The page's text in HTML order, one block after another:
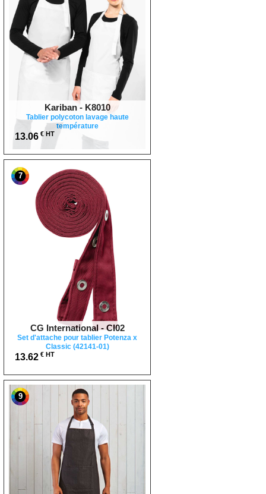
Kariban - K8010
Tablier polycoton lavage haute
température
13.06 € HT
7
CG International - CI02
Set d'attache pour tablier Potenza x
Classic (42141-01)
13.62 € HT
9